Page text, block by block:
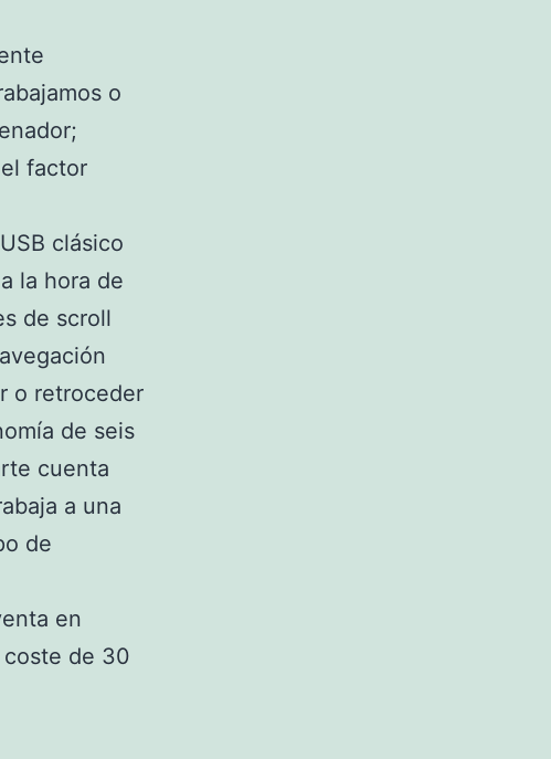
o
factor
clásico
la hora de
de scroll
o retroceder
de seis
cuenta
a una
de
en
de 30